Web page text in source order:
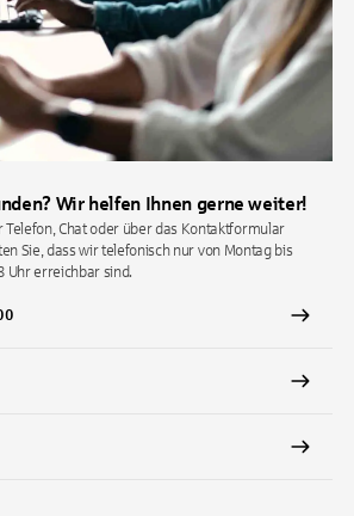
Wir helfen Ihnen gerne weiter!
Telefon, Chat oder über das Kontaktformular
Sie, dass wir telefonisch nur von Montag bis
Uhr erreichbar sind.